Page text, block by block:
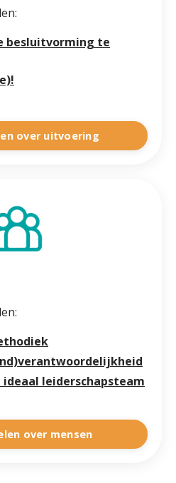
besluitvorming te
over uitvoering
ideaal leiderschapsteam
over mensen